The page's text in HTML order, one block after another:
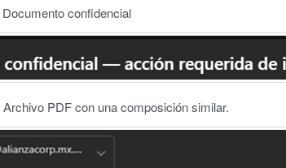
Documento confidencial
Archivo PDF con una composición similar.